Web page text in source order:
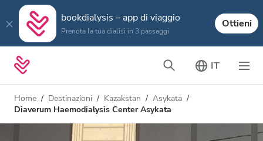
bookdialysis – app di viaggio
Prenota la tua dialisi in 3 passaggi
Ottieni
IT
Home Destinazioni Kazakstan
Asykata
Diaverum Haemodialysis Center Asykata